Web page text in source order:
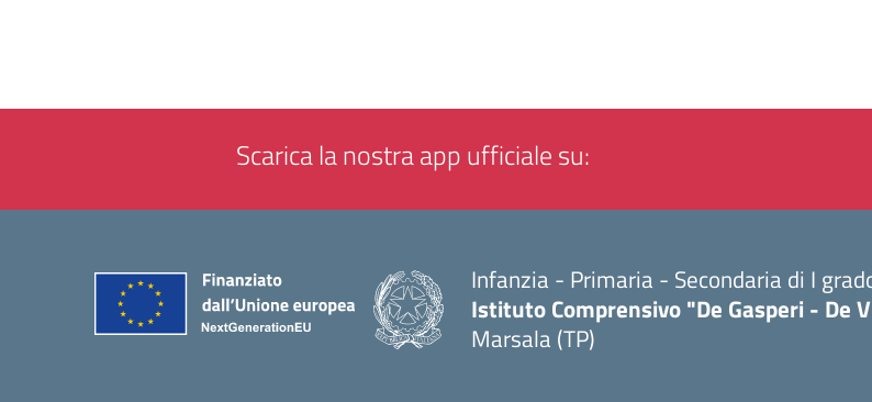
Scarica la nostra app ufficiale su:
Infanzia - Primaria - Secondaria di I
Istituto Comprensivo "De Gasperi - De
Marsala (TP)